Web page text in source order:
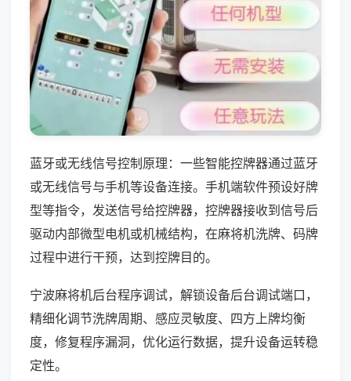
蓝牙或无线信号控制原理：一些智能控牌器通过蓝牙
或无线信号与手机等设备连接。手机端软件预设好牌
型等指令，发送信号给控牌器，控牌器接收到信号后
驱动内部微型电机或机械结构，在麻将机洗牌、码牌
过程中进行干预，达到控牌目的。
宁波麻将机后台程序调试，解锁设备后台调试端口，
精细化调节洗牌周期、感应灵敏度、四方上牌均衡
度，修复程序漏洞，优化运行数据，提升设备运转稳
定性。